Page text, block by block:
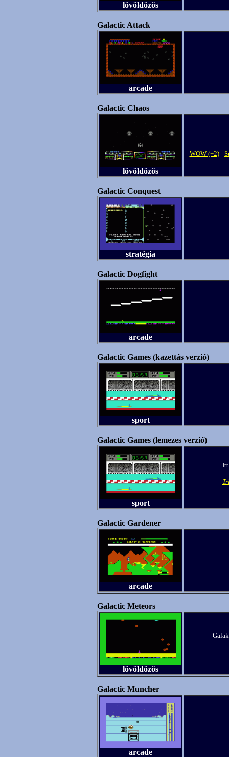
lövöldözős
Galactic Attack
arcade
Galactic Chaos
lövöldözős
WOW (+2)-
Galactic Conquest
stratégia
Galactic Dogfight
arcade
Galactic Games (kazettás verzió)
sport
Galactic Games (lemezes verzió)
sport
Itt
Galactic Gardener
arcade
Galactic Meteors
lövöldözős
Galactic Muncher
arcade